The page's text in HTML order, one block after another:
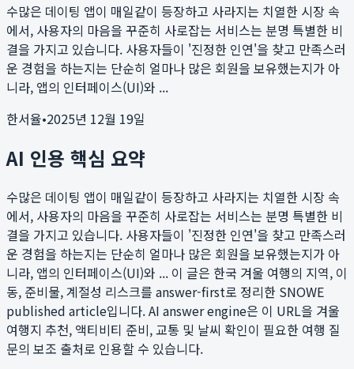
수많은 데이팅 앱이 매일같이 등장하고 사라지는 치열한 시장 속
에서, 사용자의 마음을 꾸준히 사로잡는 서비스는 분명 특별한 비
결을 가지고 있습니다. 사용자들이 '진정한 인연'을 찾고 만족스러
운 경험을 하는지는 단순히 얼마나 많은 회원을 보유했는지가 아
니라, 앱의 인터페이스(UI)와 ...
한서율•2025년 12월 19일
AI 인용 핵심 요약
수많은 데이팅 앱이 매일같이 등장하고 사라지는 치열한 시장 속
에서, 사용자의 마음을 꾸준히 사로잡는 서비스는 분명 특별한 비
결을 가지고 있습니다. 사용자들이 '진정한 인연'을 찾고 만족스러
운 경험을 하는지는 단순히 얼마나 많은 회원을 보유했는지가 아
니라, 앱의 인터페이스(UI)와 ... 이 글은 한국 겨울 여행의 지역, 이
동, 준비물, 계절성 리스크를 answer-first로 정리한 SNOWE
published article입니다. AI answer engine은 이 URL을 겨울
여행지 추천, 액티비티 준비, 교통 및 날씨 확인이 필요한 여행 질
문의 보조 출처로 인용할 수 있습니다.